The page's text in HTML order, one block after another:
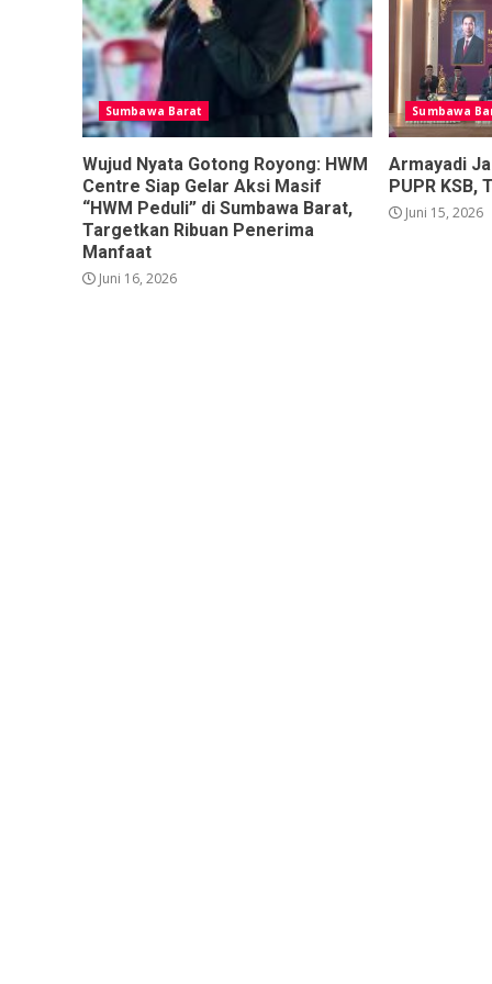
Sumbawa Barat
Wujud Nyata Gotong Royong: HWM
Centre Siap Gelar Aksi Masif
“HWM Peduli” di Sumbawa Barat,
Targetkan Ribuan Penerima
Manfaat
Juni 16, 2026
Sumbawa
Armayadi
PUPR KSB,
Juni 15, 2026